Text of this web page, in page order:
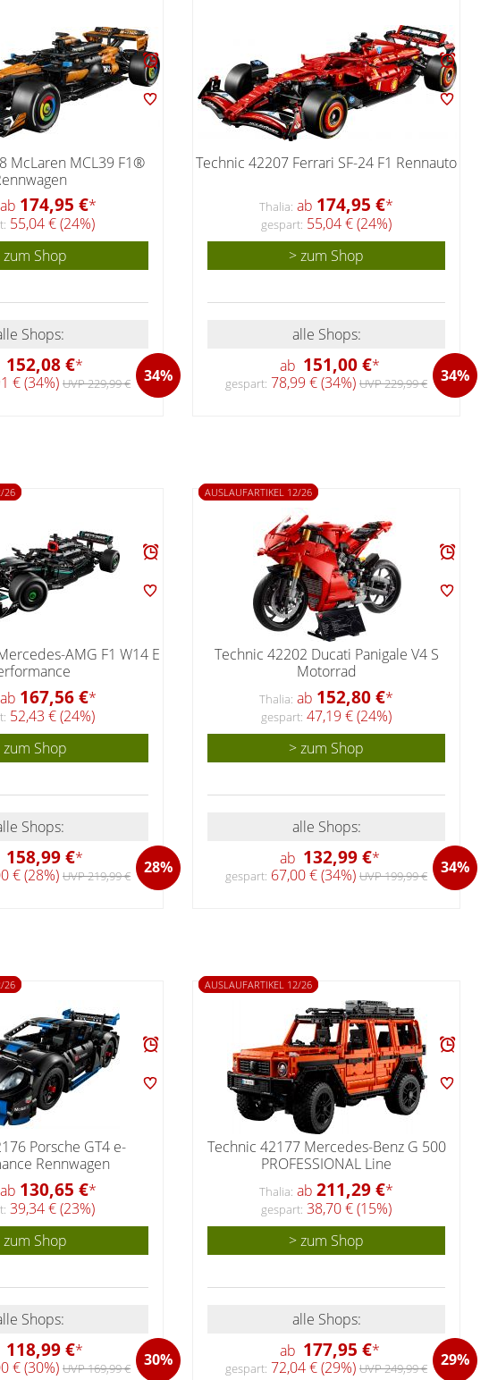
McLaren MCL39 F1®
ab 174,95 €*
55,04 € (24%)
zum Shop
Shops:
152,08 €* 34%
€ (34%) UVP 229,99 €
Technic 42207 Ferrari SF-24 F1 Rennauto
Thalia: ab 174,95 €*
gespart: 55,04 € (24%)
> zum Shop
alle Shops:
ab 151,00 €* 34%
gespart: 78,99 € (34%) UVP 229,99 €
26
AMG F1 W14 E
ab 167,56 €*
52,43 € (24%)
zum Shop
Shops:
158,99 €* 28%
€ (28%) UVP 219,99 €
AUSLAUFARTIKEL 12/26
Technic 42202 Ducati Panigale V4 S
Motorrad
Thalia: ab 152,80 €*
gespart: 47,19 € (24%)
> zum Shop
alle Shops:
ab 132,99 €* 34%
gespart: 67,00 € (34%) UVP 199,99 €
26
Porsche GT4 e-
Rennwagen
ab 130,65 €*
39,34 € (23%)
zum Shop
Shops:
118,99 €* 30%
€ (30%) UVP 169,99 €
AUSLAUFARTIKEL 12/26
Technic 42177 Mercedes-Benz G 500
PROFESSIONAL Line
Thalia: ab 211,29 €*
gespart: 38,70 € (15%)
> zum Shop
alle Shops:
ab 177,95 €* 29%
gespart: 72,04 € (29%) UVP 249,99 €